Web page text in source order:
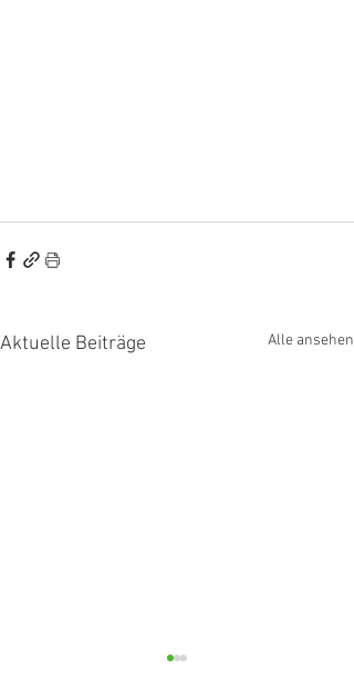
Aktuelle Beiträge Alle ansehen